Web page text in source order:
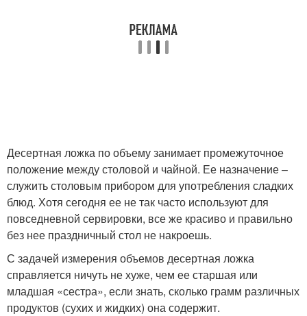
Десертная ложка по объему занимает промежуточное
положение между столовой и чайной. Ее назначение –
служить столовым прибором для употребления сладких
блюд. Хотя сегодня ее не так часто используют для
повседневной сервировки, все же красиво и правильно
без нее праздничный стол не накроешь.
С задачей измерения объемов десертная ложка
справляется ничуть не хуже, чем ее старшая или
младшая «сестра», если знать, сколько грамм различных
продуктов (сухих и жидких) она содержит.